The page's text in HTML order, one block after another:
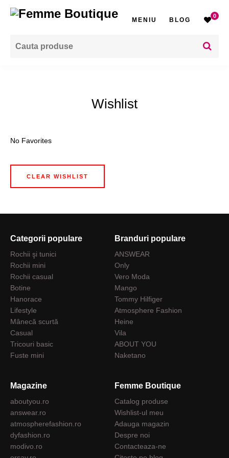
MENIU BLOG
0
Wishlist
No Favorites
CLEAR WISHLIST
Categorii populare
Rochii şi tunici
Rochii mini
Rochii casual
Botine
Hanorace
Lifestyle
Mânecă scurtă
Casual
Tricouri basic
Fuste mini
Branduri populare
ANSWEAR
Only
Vero Moda
Mango
Tommy Hilfiger
Atmosphere Fashion
Heine
Vila
ABOUT YOU
Naketano
Magazine
aboutyou.ro
answear.ro
atmospherefashion.ro
dyfashion.ro
modivo.ro
Femme Boutique
Catalog produse
Wishlist-ul meu
Adauga magazin
Despre noi
Contacteaza-ne